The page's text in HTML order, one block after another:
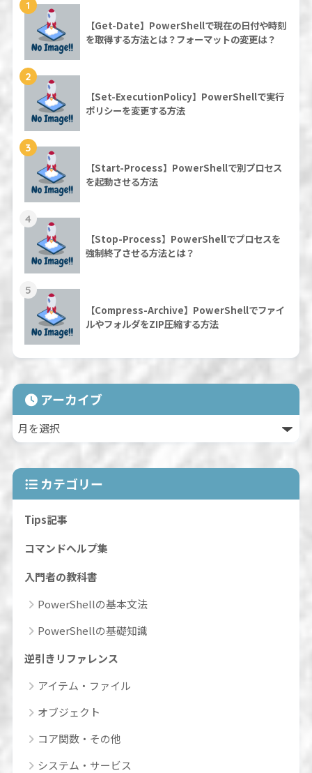
1
【Get-Date】PowerShellで現在の日付や時刻
を取得する方法とは？フォーマットの変更は？
2
【Set-ExecutionPolicy】PowerShellで実行
ポリシーを変更する方法
3
【Start-Process】PowerShellで別プロセス
を起動させる方法
4
【Stop-Process】PowerShellでプロセスを
強制終了させる方法とは？
5
【Compress-Archive】PowerShellでファイ
ルやフォルダをZIP圧縮する方法
アーカイブ
カテゴリー
Tips記事
コマンドヘルプ集
入門者の教科書
PowerShellの基本文法
PowerShellの基礎知識
逆引きリファレンス
アイテム・ファイル
オブジェクト
コア関数・その他
システム・サービス